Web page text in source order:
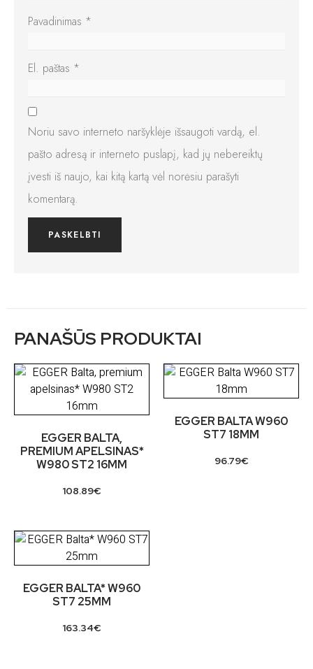
Pavadinimas *
El. paštas *
Noriu savo interneto naršyklėje išsaugoti vardą, el.
pašto adresą ir interneto puslapį, kad jų nebereiktų
įvesti iš naujo, kai kitą kartą vėl norėsiu parašyti
komentarą.
PANAŠŪS PRODUKTAI
EGGER BALTA,
PREMIUM APELSINAS*
W980 ST2 16MM
108.89€
EGGER BALTA W960
ST7 18MM
96.79€
EGGER BALTA* W960
ST7 25MM
163.34€